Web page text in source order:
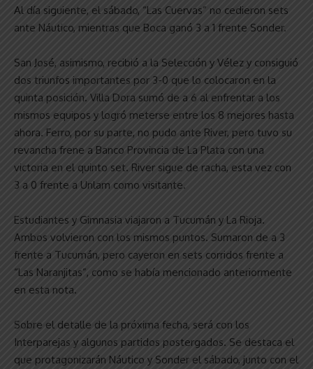
Al día siguiente, el sábado, “Las Cuervas” no cedieron sets
ante Náutico, mientras que Boca ganó 3 a 1 frente Sonder.
San José, asimismo, recibió a la Selección y Vélez y consiguió
dos triunfos importantes por 3-0 que lo colocaron en la
quinta posición. Villa Dora sumó de a 6 al enfrentar a los
mismos equipos y logró meterse entre los 8 mejores hasta
ahora. Ferro, por su parte, no pudo ante River, pero tuvo su
revancha frene a Banco Provincia de La Plata con una
victoria en el quinto set. River sigue de racha, esta vez con
3 a 0 frente a Unlam como visitante.
Estudiantes y Gimnasia viajaron a Tucumán y La Rioja.
Ambos volvieron con los mismos puntos. Sumaron de a 3
frente a Tucumán, pero cayeron en sets corridos frente a
“Las Naranjitas”, como se había mencionado anteriormente
en esta nota.
Sobre el detalle de la próxima fecha, será con los
Interparejas y algunos partidos postergados. Se destaca el
que protagonizarán Náutico y Sonder el sábado, junto con el